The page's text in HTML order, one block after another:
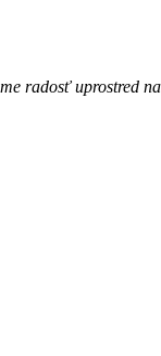
radosť uprostred